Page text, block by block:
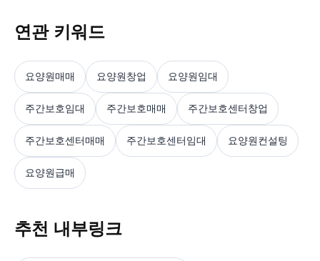
연관 키워드
요양원매매 요양원창업 요양원임대
주간보호임대 주간보호매매 주간보호센터창업
주간보호센터매매 주간보호센터임대 요양원컨설팅
요양원급매
추천 내부링크